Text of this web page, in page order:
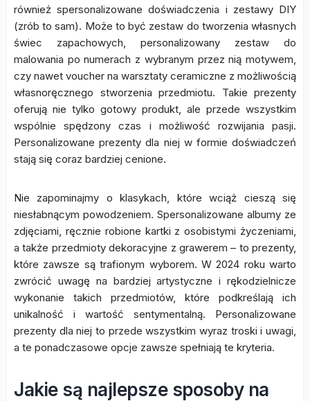
również spersonalizowane doświadczenia i zestawy DIY
(zrób to sam). Może to być zestaw do tworzenia własnych
świec zapachowych, personalizowany zestaw do
malowania po numerach z wybranym przez nią motywem,
czy nawet voucher na warsztaty ceramiczne z możliwością
własnoręcznego stworzenia przedmiotu. Takie prezenty
oferują nie tylko gotowy produkt, ale przede wszystkim
wspólnie spędzony czas i możliwość rozwijania pasji.
Personalizowane prezenty dla niej w formie doświadczeń
stają się coraz bardziej cenione.
Nie zapominajmy o klasykach, które wciąż cieszą się
niesłabnącym powodzeniem. Spersonalizowane albumy ze
zdjęciami, ręcznie robione kartki z osobistymi życzeniami,
a także przedmioty dekoracyjne z grawerem – to prezenty,
które zawsze są trafionym wyborem. W 2024 roku warto
zwrócić uwagę na bardziej artystyczne i rękodzielnicze
wykonanie takich przedmiotów, które podkreślają ich
unikalność i wartość sentymentalną. Personalizowane
prezenty dla niej to przede wszystkim wyraz troski i uwagi,
a te ponadczasowe opcje zawsze spełniają te kryteria.
Jakie są najlepsze sposoby na